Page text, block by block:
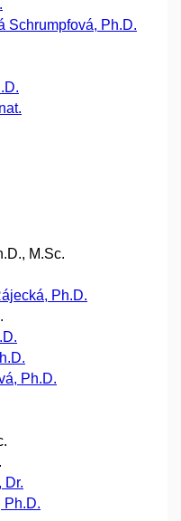
Schrumpfová, Ph.D.
M.Sc.
Ph.D.
Ph.D.
Dr.
Ph.D.